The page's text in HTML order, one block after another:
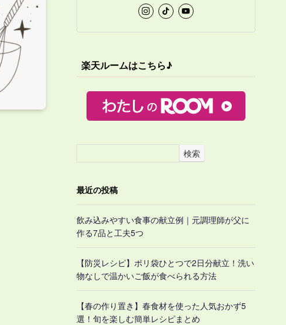
楽天ルームはこちら♪
検索
最近の投稿
飲み込みやすい食事の献立例｜元調理師が父に
作る7品と工夫5つ
【防災レシピ】ポリ袋ひとつで2日分献立！洗い
物なしで温かいご飯が食べられる方法
【春の作り置き】春食材を使った人気おかず5
選！旬を楽しむ簡単レシピまとめ